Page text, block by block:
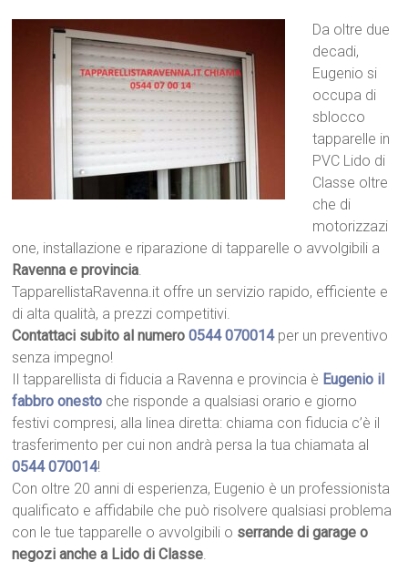
Da oltre due
decadi,
Eugenio si
occupa di
sblocco
tapparelle in
PVC Lido di
Classe oltre
che di
motorizzazi
one, installazione e riparazione di tapparelle o avvolgibili a
Ravenna e provincia.
TapparellistaRavenna.it offre un servizio rapido, efficiente e
di alta qualità, a prezzi competitivi.
Contattaci subito al numero0544 070014per un preventivo
senza impegno!
Il tapparellista di fiducia a Ravenna e provincia è Eugenio il
fabbro onesto che risponde a qualsiasi orario e giorno
festivi compresi, alla linea diretta: chiama con fiducia c’è il
trasferimento per cui non andrà persa la tua chiamata al
0544 070014!
Con oltre 20 anni di esperienza, Eugenio è un professionista
qualificato e affidabile che può risolvere qualsiasi problema
con le tue tapparelle o avvolgibili o serrande di garage o
negozi anche a Lido di Classe.